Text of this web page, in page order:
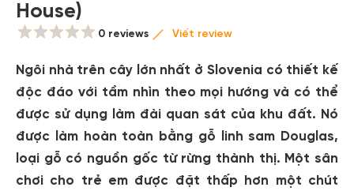
House)
0 reviews Viết review
Ngôi nhà trên cây lớn nhất ở Slovenia có thiết kế
độc đáo với tầm nhìn theo mọi hướng và có thể
được sử dụng làm đài quan sát của khu đất. Nó
được làm hoàn toàn bằng gỗ linh sam Douglas,
loại gỗ có nguồn gốc từ rừng thành thị. Một sân
chơi cho trẻ em được đặt thấp hơn một chút